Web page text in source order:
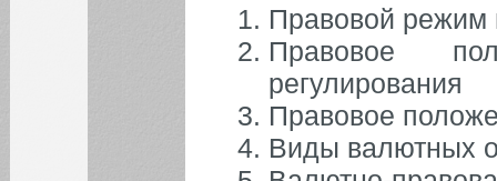
Правовой режим
Правовое
регулирования
Правовое
Виды валютных